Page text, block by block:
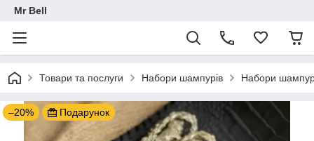
Mr Bell
Товари та послуги Набори шампурів Набори
–20% Подарунок